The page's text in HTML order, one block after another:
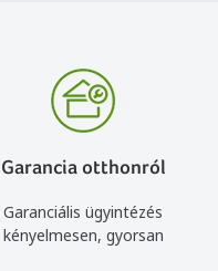
Garancia otthonról
Garanciális ügyintézés
kényelmesen, gyorsan